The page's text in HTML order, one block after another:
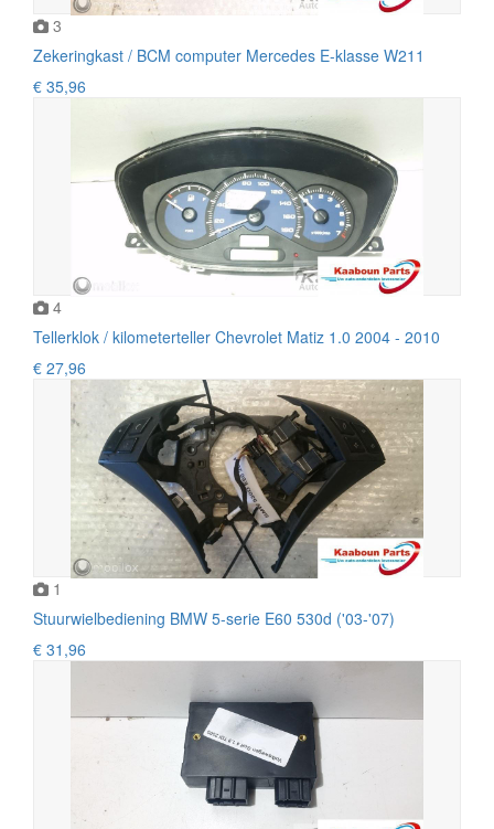
3
Zekeringkast / BCM computer Mercedes E-klasse W211
€ 35,96
4
Tellerklok / kilometerteller Chevrolet Matiz 1.0 2004 - 2010
€ 27,96
1
Stuurwielbediening BMW 5-serie E60 530d ('03-'07)
€ 31,96